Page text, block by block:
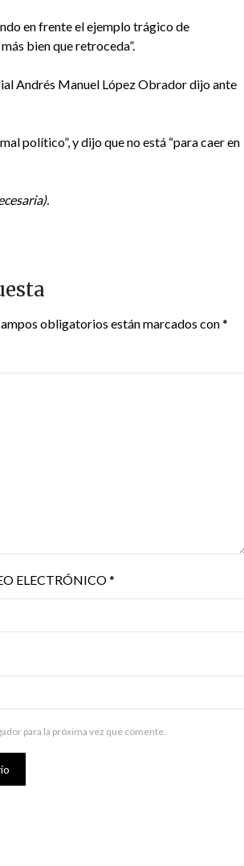
en frente el ejemplo trágico de
bien que retroceda”.
Andrés Manuel López Obrador dijo ante
político”, y dijo que no está “para caer en
obligatorios están marcados con*
ELECTRÓNICO*
para la próxima vez que comente.